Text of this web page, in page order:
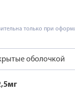
только при
оболочкой